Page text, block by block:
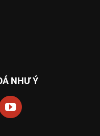
NHƯ Ý